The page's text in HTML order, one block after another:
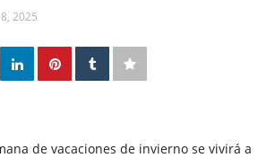
2025
de vacaciones de invierno se vivirá a